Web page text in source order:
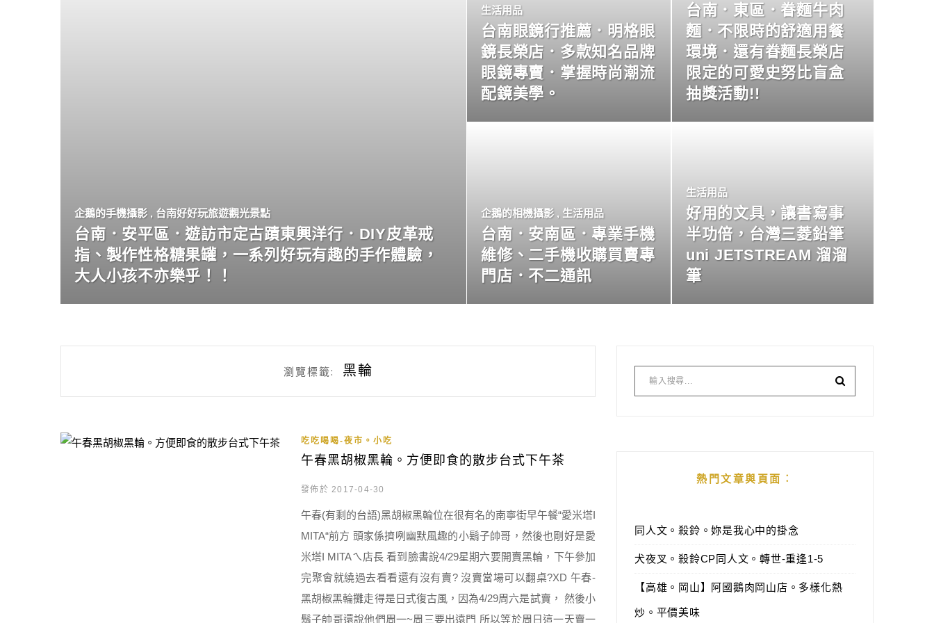
企鵝的手機攝影 , 台南好好玩旅遊觀光景點
台南．安平區．遊訪市定古蹟東興洋行．DIY皮革戒
指、製作性格糖果罐，一系列好玩有趣的手作體驗，
大人小孩不亦樂乎！！
生活用品
台南眼鏡行推薦．明格眼
鏡長榮店．多款知名品牌
眼鏡專賣．掌握時尚潮流
配鏡美學。
台南．東區．眷麵牛肉
麵．不限時的舒適用餐
環境．還有眷麵長榮店
限定的可愛史努比盲盒
抽獎活動!!
企鵝的相機攝影 , 生活用品
台南．安南區．專業手機
維修、二手機收購買賣專
門店．不二通訊
生活用品
好用的文具，讓書寫事
半功倍，台灣三菱鉛筆
uni JETSTREAM 溜溜
筆
瀏覽標籤: 黑輪
吃吃喝喝-夜市。小吃
午春黑胡椒黑輪。方便即食的散步台式下午茶
發佈於 2017-04-30
午春(有剩的台語)黑胡椒黑輪位在很有名的南寧街早午餐“愛米塔I
MITA“前方 頭家係擠咧幽默風趣的小鬍子帥哥，然後也剛好是愛
米塔I MITAㄟ店長 看到臉書說4/29星期六要開賣黑輪，下午參加
完聚會就繞過去看看還有沒有賣? 沒賣當場可以翻桌?XD 午春-
黑胡椒黑輪攤走得是日式復古風，因為4/29周六是試賣， 然後小
鬍子帥哥還說他們周一~周三要出遠門 所以等於周日這一天賣一
熱門文章與頁面︰
同人文。殺鈴。妳是我心中的掛念
犬夜叉。殺鈴CP同人文。轉世-重逢1-5
【高雄。岡山】阿國鵝肉岡山店。多樣化熱
炒。平價美味